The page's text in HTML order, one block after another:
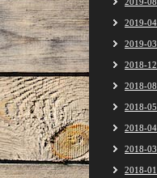
2019-04
2019-03
2018-12
2018-08
2018-05
2018-04
2018-03
2018-01